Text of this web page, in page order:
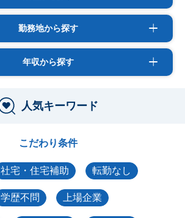
勤務地から探す
年収から探す
人気キーワード
こだわり条件
社宅・住宅補助 転勤なし
学歴不問 上場企業